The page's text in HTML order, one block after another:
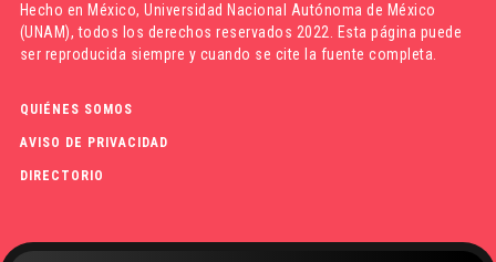
Hecho en México,Universidad Nacional Autónoma de México
(UNAM), todos los derechos reservados 2022. Esta página puede
ser reproducida siempre y cuando se cite la fuente completa.
QUIÉNES SOMOS
AVISO DE PRIVACIDAD
DIRECTORIO